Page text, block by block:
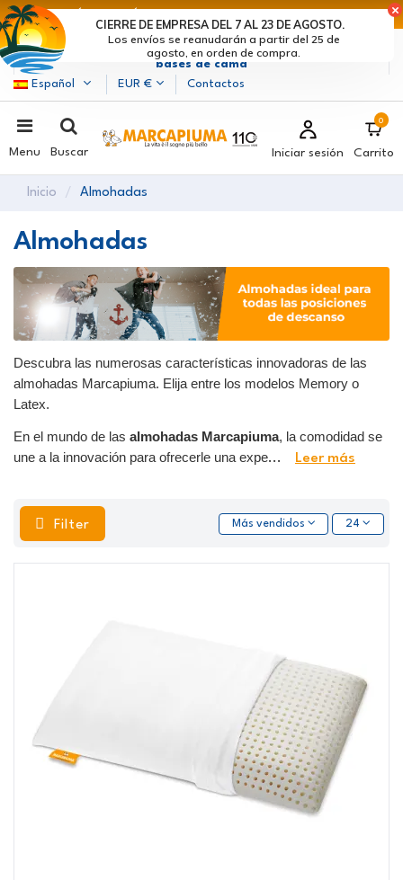
Marcapiuma| Fabricantes de colchones, almohadas y
bases de cama
Español
EUR € Contactos
Menu Buscar Iniciar sesión
0
Carrito
Inicio Almohadas
Almohadas
Descubra las numerosas características innovadoras de las
almohadas Marcapiuma. Elija entre los modelos Memory o
Latex.
En el mundo de las almohadas Marcapiuma, la comodidad se
une a la innovación para ofrecerle una expe... Leer más
Filter Más vendidos 24
Los envíos se reanudarán a partir del 25 de
agosto, en orden de compra.
CIERRE DE EMPRESA DEL 7 AL 23 DE AGOSTO.